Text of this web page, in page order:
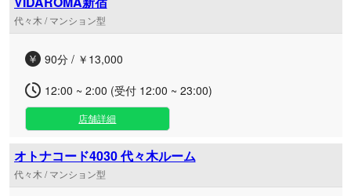
代々木 / マンション型
90分 / ￥13,000
12:00 ~ 2:00 (受付 12:00 ~ 23:00)
店舗詳細
オトナコード4030 代々木ルーム
代々木 / マンション型